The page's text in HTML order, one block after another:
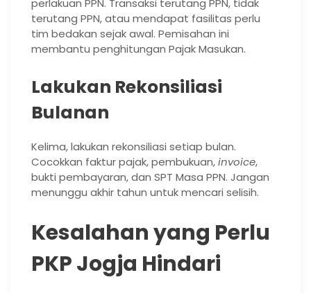
perlakuan PPN. Transaksi terutang PPN, tidak
terutang PPN, atau mendapat fasilitas perlu
tim bedakan sejak awal. Pemisahan ini
membantu penghitungan Pajak Masukan.
Lakukan Rekonsiliasi
Bulanan
Kelima, lakukan rekonsiliasi setiap bulan.
Cocokkan faktur pajak, pembukuan,invoice,
bukti pembayaran, dan SPT Masa PPN. Jangan
menunggu akhir tahun untuk mencari selisih.
Kesalahan yang Perlu
PKP Jogja Hindari